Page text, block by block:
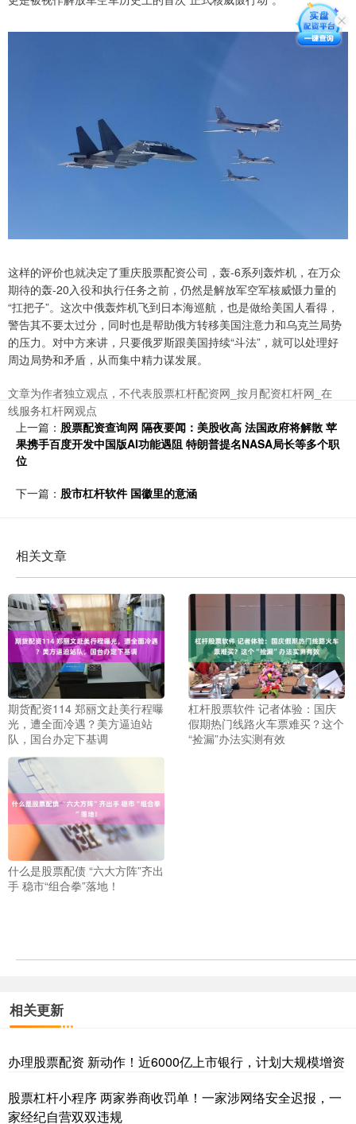
这样的评价也就决定了重庆股票配资公司，轰-6系列轰炸机，在万众
期待的轰-20入役和执行任务之前，仍然是解放军空军核威慑力量的
“扛把子”。这次中俄轰炸机飞到日本海巡航，也是做给美国人看得，
警告其不要太过分，同时也是帮助俄方转移美国注意力和乌克兰局势
的压力。对中方来讲，只要俄罗斯跟美国持续“斗法”，就可以处理好
周边局势和矛盾，从而集中精力谋发展。
文章为作者独立观点，不代表股票杠杆配资网_按月配资杠杆网_在
线服务杠杆网观点
上一篇： 股票配资查询网 隔夜要闻：美股收高 法国政府将解散 苹
果携手百度开发中国版AI功能遇阻 特朗普提名NASA局长等多个职
位
下一篇： 股市杠杆软件 国徽里的意涵
相关文章
期货配资114 郑丽文赴美行程曝
光，遭全面冷遇？美方逼迫站
队，国台办定下基调
杠杆股票软件 记者体验：国庆
假期热门线路火车票难买？这个
“捡漏”办法实测有效
什么是股票配债 “六大方阵”齐出
手 稳市“组合拳”落地！
相关更新
办理股票配资 新动作！近6000亿上市银行，计划大规模增资
股票杠杆小程序 两家券商收罚单！一家涉网络安全迟报，一
家经纪自营双双违规